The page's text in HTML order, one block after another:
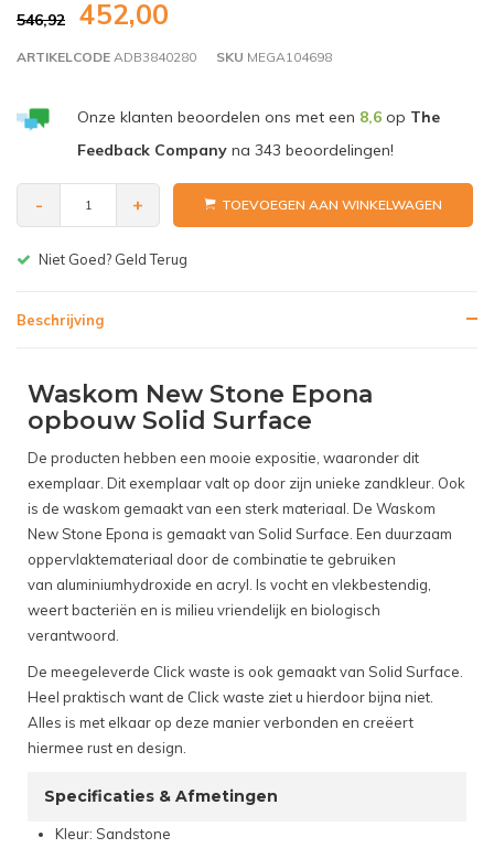
546,92 452,00
ARTIKELCODE ADB3840280 SKU MEGA104698
Onze klanten beoordelen ons met een 8,6op The
Feedback Companyna 343 beoordelingen!
- + TOEVOEGEN AAN WINKELWAGEN
Gratis bezorgen v.a. € 150,-(NL)
Beschrijving
Waskom New Stone Epona
opbouw Solid Surface
De producten hebben een mooie expositie, waaronder dit
exemplaar. Dit exemplaar valt op door zijn unieke zandkleur. Ook
is de waskom gemaakt van een sterk materiaal. De Waskom
New Stone Epona is gemaakt van Solid Surface. Een duurzaam
oppervlaktemateriaal door de combinatie te gebruiken
van aluminiumhydroxide en acryl. Is vocht en vlekbestendig,
weert bacteriën en is milieu vriendelijk en biologisch
verantwoord.
De meegeleverde Click waste is ook gemaakt van Solid Surface.
Heel praktisch want de Click waste ziet u hierdoor bijna niet.
Alles is met elkaar op deze manier verbonden en creëert
hiermee rust en design.
Specificaties & Afmetingen
Kleur: Sandstone